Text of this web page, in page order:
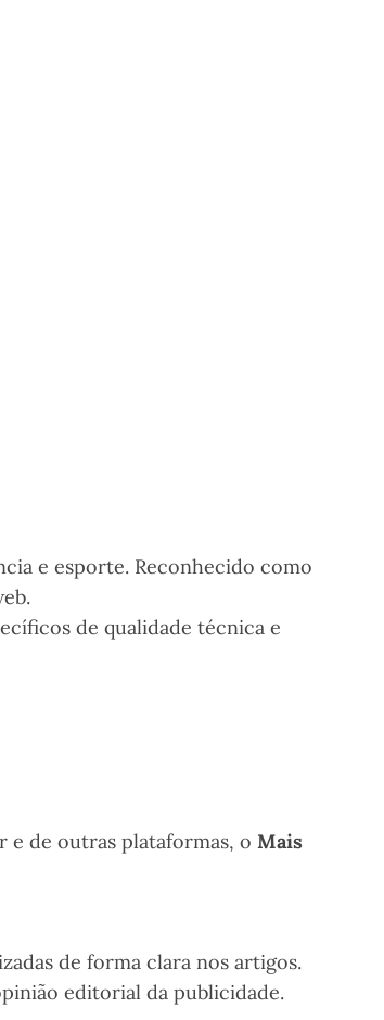
e esporte. Reconhecido como
de qualidade técnica e
e de outras plataformas, o Mais
de forma clara nos artigos.
editorial da publicidade.